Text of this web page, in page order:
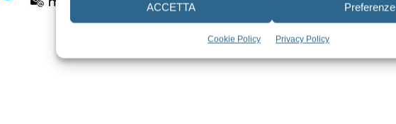
ACCETTA Preferenze
Cookie Policy Privacy Policy